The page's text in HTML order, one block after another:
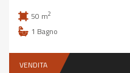
50 m2
1 Bagno
VENDITA